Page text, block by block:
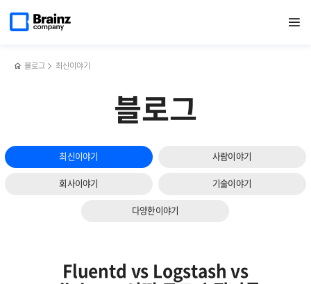
열기
페이지로
블로그 최신이야기
블로그
최신이야기 사람이야기
회사이야기 기술이야기
다양한이야기
Fluentd에
알아야
Fluentd vs Logstash vs
서비스
관리하는
다음
슬라이드